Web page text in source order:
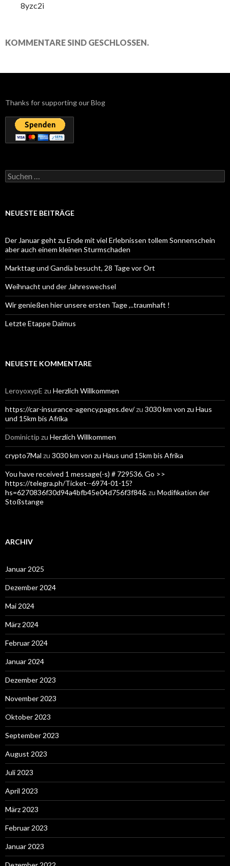
8yzc2i
KOMMENTARE SIND GESCHLOSSEN.
Thanks for supporting our Blog
Suchen
nach:
NEUESTE BEITRÄGE
Der Januar geht zu Ende mit viel Erlebnissen tollem Sonnenschein
aber auch einem kleinen Sturmschaden
Markttag und Gandia besucht, 28 Tage vor Ort
Weihnacht und der Jahreswechsel
Wir genießen hier unsere ersten Tage ,..traumhaft !
Letzte Etappe Daimus
NEUESTE KOMMENTARE
LeroyoxypE zu Herzlich Willkommen
https://car-insurance-agency.pages.dev/zu 3030 km von zu Haus
und 15km bis Afrika
Dominictip zu Herzlich Willkommen
crypto7Mal zu 3030 km von zu Haus und 15km bis Afrika
You have received 1 message(-s) # 729536. Go >>
https://telegra.ph/Ticket--6974-01-15?
hs=6270836f30d94a4bfb45e04d756f3f84& zu Modifikation der
Stoßstange
ARCHIV
Januar 2025
Dezember 2024
Mai 2024
März 2024
Februar 2024
Januar 2024
Dezember 2023
November 2023
Oktober 2023
September 2023
August 2023
Juli 2023
April 2023
März 2023
Februar 2023
Januar 2023